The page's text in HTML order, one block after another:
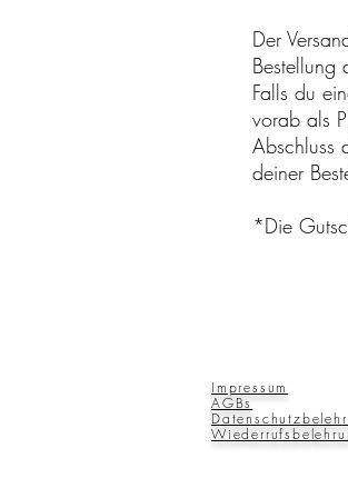
Der
Bestellung
Falls du
vorab als
Abschluss
deiner
*Die
Impressum
AGBs